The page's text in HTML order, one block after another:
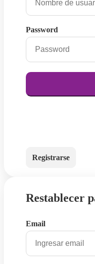
Password
Registrarse
Restablecer
Email